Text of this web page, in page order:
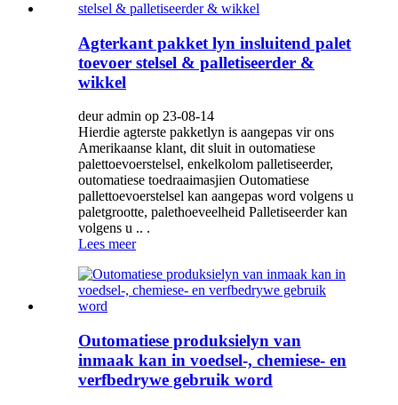
Agterkant pakket lyn insluitend palet
toevoer stelsel & palletiseerder &
wikkel
deur admin op 23-08-14
Hierdie agterste pakketlyn is aangepas vir ons
Amerikaanse klant, dit sluit in outomatiese
palettoevoerstelsel, enkelkolom palletiseerder,
outomatiese toedraaimasjien Outomatiese
pallettoevoerstelsel kan aangepas word volgens u
paletgrootte, palethoeveelheid Palletiseerder kan
volgens u .. .
Lees meer
Outomatiese produksielyn van
inmaak kan in voedsel-, chemiese- en
verfbedrywe gebruik word